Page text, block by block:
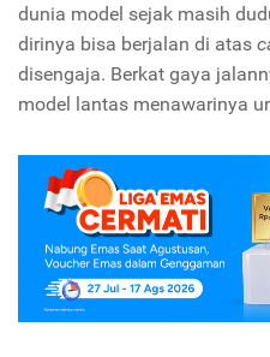
dunia model sejak masih
dirinya bisa berjalan di atas
disengaja. Berkat gaya
model lantas menawarinya